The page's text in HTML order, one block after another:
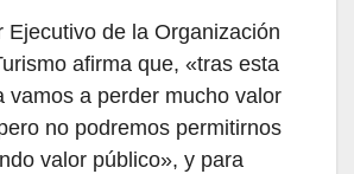
Ejecutivo de la Organización
afirma que, «tras esta
vamos a perder mucho valor
no podremos permitirnos
valor público», y para